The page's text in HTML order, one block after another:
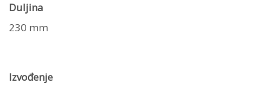
Duljina
230 mm
Izvođenje